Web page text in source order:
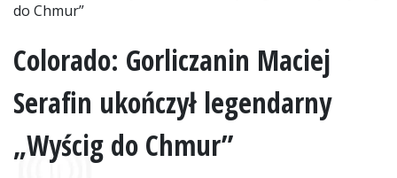
do Chmur”
Colorado: Gorliczanin Maciej
Serafin ukończył legendarny
„Wyścig do Chmur”